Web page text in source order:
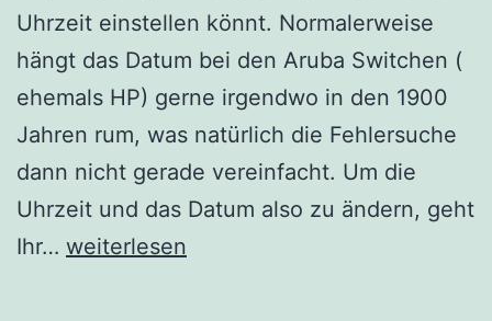
Uhrzeit einstellen könnt. Normalerweise
hängt das Datum bei den Aruba Switchen (
ehemals HP) gerne irgendwo in den 1900
Jahren rum, was natürlich die Fehlersuche
dann nicht gerade vereinfacht. Um die
Uhrzeit und das Datum also zu ändern, geht
Ihr… Aruba
weiterlesen